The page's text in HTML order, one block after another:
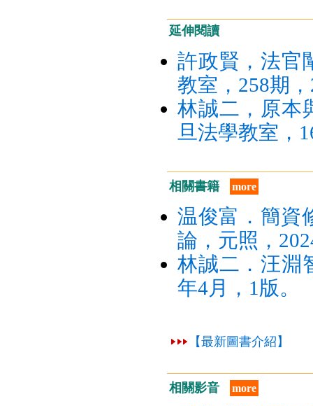
延伸閱讀
許政賢，法官
教室，258期
林誠二，原本
旦法學教室，
相關書籍 more
温俊富．簡資
論，元照，
林誠二．汪淵
年4月，1版。
【最新圖書介紹】
相關影音 more